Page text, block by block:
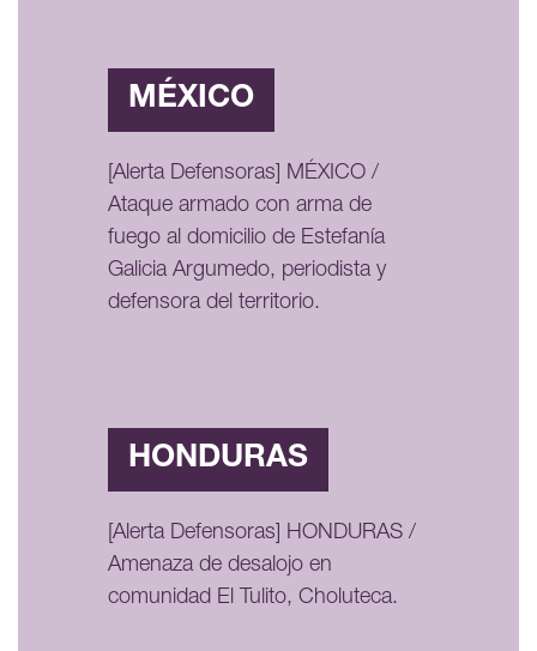
MÉXICO
[Alerta Defensoras] MÉXICO /
Ataque armado con arma de
fuego al domicilio de Estefanía
Galicia Argumedo, periodista y
defensora del territorio.
HONDURAS
[Alerta Defensoras] HONDURAS /
Amenaza de desalojo en
comunidad El Tulito, Choluteca.